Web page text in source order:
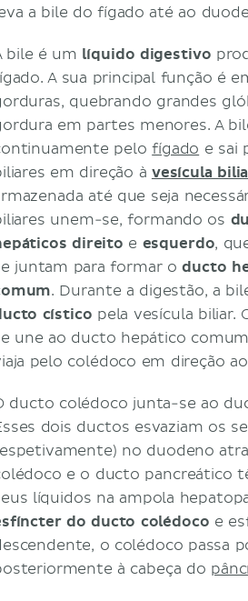
a bile do fígado até ao
bile é um líquido digestivo
A sua principal função é
quebrando grandes
em partes menores. A
pelofígado e sai
em direção à vesícula
até que seja
unem-se, formando os
direito e esquerdo,
juntam para formar oducto
. Durante a digestão, a
cístico pela vesícula biliar.
une ao ducto hepático
pelo colédoco em direção
ducto colédoco junta-se ao
dois ductos esvaziam os
no duodeno
e o ducto pancreático
líquidos na ampola
do ducto colédoco e
o colédoco passa
à cabeça do